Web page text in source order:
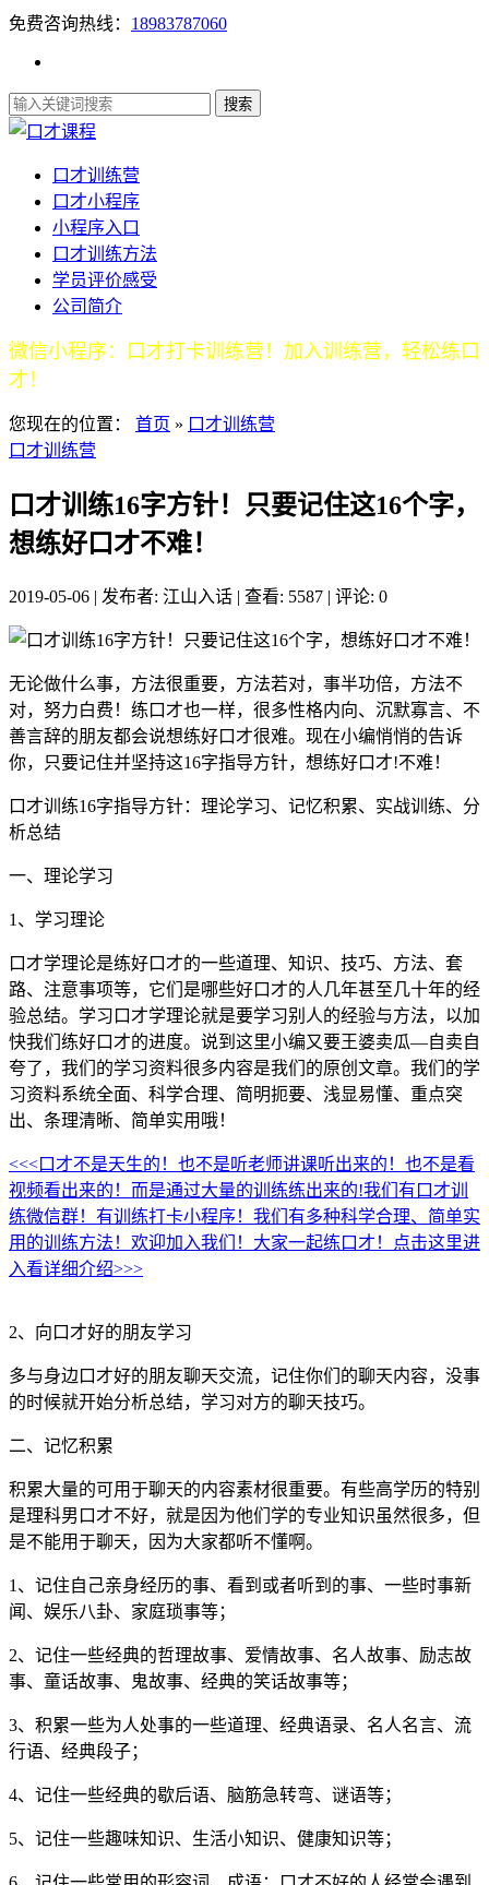
免费咨询热线： 18983787060
口才训练营
口才小程序
小程序入口
口才训练方法
学员评价感受
公司简介
微信小程序：口才打卡训练营！加入训练营，轻松练口
才！
您现在的位置： 首页 » 口才训练营
口才训练营
口才训练16字方针！只要记住这16个字，
想练好口才不难！
2019-05-06 | 发布者: 江山入话 | 查看: 5587 | 评论: 0
无论做什么事，方法很重要，方法若对，事半功倍，方法不
对，努力白费！练口才也一样，很多性格内向、沉默寡言、不
善言辞的朋友都会说想练好口才很难。现在小编悄悄的告诉
你，只要记住并坚持这16字指导方针，想练好口才!不难！
口才训练16字指导方针：理论学习、记忆积累、实战训练、分
析总结
一、理论学习
1、学习理论
口才学理论是练好口才的一些道理、知识、技巧、方法、套
路、注意事项等，它们是哪些好口才的人几年甚至几十年的经
验总结。学习口才学理论就是要学习别人的经验与方法，以加
快我们练好口才的进度。说到这里小编又要王婆卖瓜—自卖自
夸了，我们的学习资料很多内容是我们的原创文章。我们的学
习资料系统全面、科学合理、简明扼要、浅显易懂、重点突
出、条理清晰、简单实用哦！
<<<口才不是天生的！也不是听老师讲课听出来的！也不是看
视频看出来的！而是通过大量的训练练出来的!我们有口才训
练微信群！有训练打卡小程序！我们有多种科学合理、简单实
用的训练方法！欢迎加入我们！大家一起练口才！点击这里进
入看详细介绍>>>
2、向口才好的朋友学习
多与身边口才好的朋友聊天交流，记住你们的聊天内容，没事
的时候就开始分析总结，学习对方的聊天技巧。
二、记忆积累
积累大量的可用于聊天的内容素材很重要。有些高学历的特别
是理科男口才不好，就是因为他们学的专业知识虽然很多，但
是不能用于聊天，因为大家都听不懂啊。
1、记住自己亲身经历的事、看到或者听到的事、一些时事新
闻、娱乐八卦、家庭琐事等；
2、记住一些经典的哲理故事、爱情故事、名人故事、励志故
事、童话故事、鬼故事、经典的笑话故事等；
3、积累一些为人处事的一些道理、经典语录、名人名言、流
行语、经典段子；
4、记住一些经典的歇后语、脑筋急转弯、谜语等；
5、记住一些趣味知识、生活小知识、健康知识等；